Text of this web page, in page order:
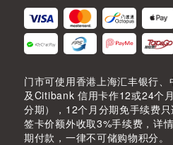
门市可使用香港上海汇丰银行
及Citibank 信用卡作12或24个
分期），12个月分期免手续费
签卡价额外收取3%手续费，详
期付款，一律不可储购物积分。